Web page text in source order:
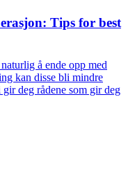
Tips for best
å ende opp med
kan disse bli mindre
deg rådene som gir deg